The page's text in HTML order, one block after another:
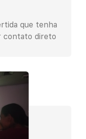
que tenha
contato direto